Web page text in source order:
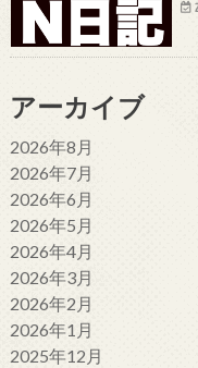
アーカイブ
2026年8月
2026年7月
2026年6月
2026年5月
2026年4月
2026年3月
2026年2月
2026年1月
2025年12月